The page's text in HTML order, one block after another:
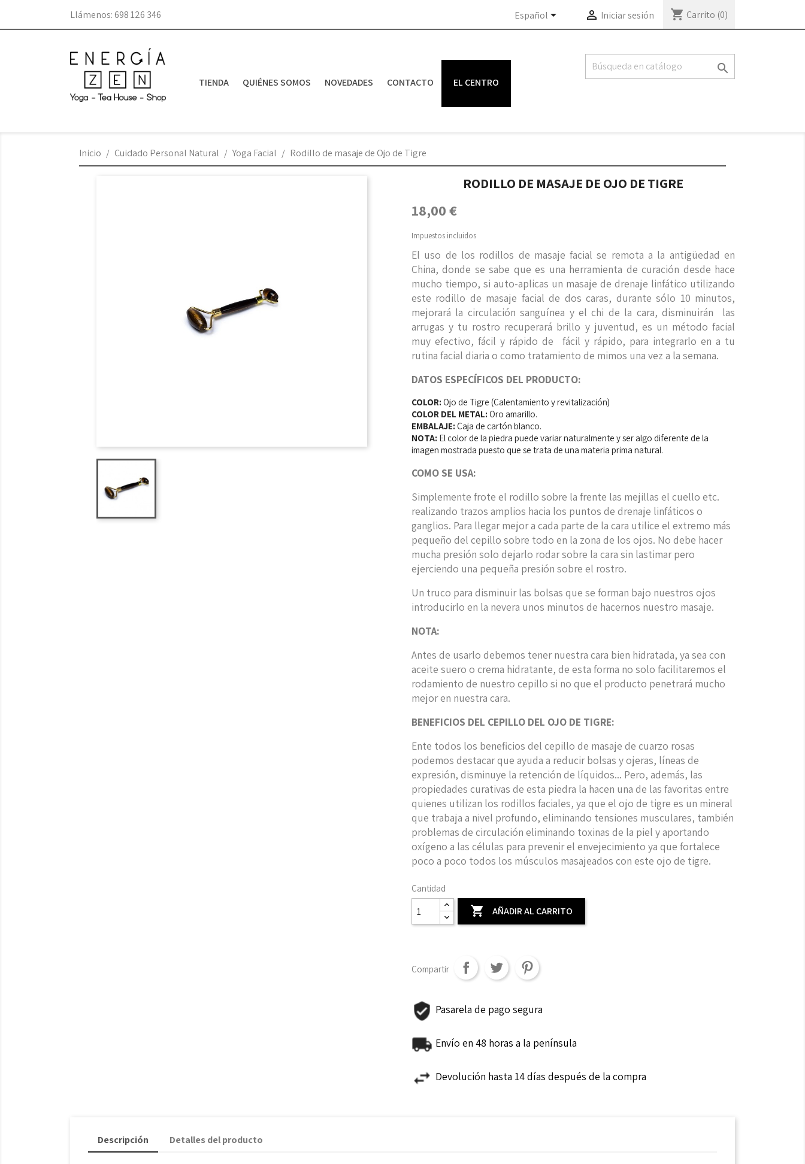
Llámenos: 698 126 346 Español  Iniciar sesión shopping_cart Carrito (0)
TIENDA QUIÉNES SOMOS NOVEDADES CONTACTO EL CENTRO

Inicio Cuidado Personal Natural Yoga Facial Rodillo de masaje de Ojo de Tigre
RODILLO DE MASAJE DE OJO DE TIGRE
18,00 €
Impuestos incluidos
El uso de los rodillos de masaje facial se remota a la antigüedad en
China, donde se sabe que es una herramienta de curación desde hace
mucho tiempo, si auto-aplicas un masaje de drenaje linfático utilizando
este rodillo de masaje facial de dos caras, durante sólo 10 minutos,
mejorará la circulación sanguínea y el chi de la cara, disminuirán
las
arrugas y tu rostro recuperará brillo y juventud, es un método facial
muy efectivo, fácil y rápido de
fácil y rápido, para integrarlo en a tu
rutina facial diaria o como tratamiento de mimos una vez a la semana.
DATOS ESPECÍFICOS DEL PRODUCTO:
COLOR: Ojo de Tigre (Calentamiento y revitalización)
COLOR DEL METAL: Oro amarillo.
EMBALAJE: Caja de cartón blanco.
NOTA: El color de la piedra puede variar naturalmente y ser algo diferente de la
imagen mostrada puesto que se trata de una materia prima natural.
COMO SE USA:
Simplemente frote el rodillo sobre la frente las mejillas el cuello etc.
realizando trazos amplios hacia los puntos de drenaje linfáticos o
ganglios. Para llegar mejor a cada parte de la cara utilice el extremo más
pequeño del cepillo sobre todo en la zona de los ojos. No debe hacer
mucha presión solo dejarlo rodar sobre la cara sin lastimar pero
ejerciendo una pequeña presión sobre el rostro.
Un truco para disminuir las bolsas que se forman bajo nuestros ojos
introducirlo en la nevera unos minutos de hacernos nuestro masaje.
NOTA:
Antes de usarlo debemos tener nuestra cara bien hidratada, ya sea con
aceite suero o crema hidratante, de esta forma no solo facilitaremos el
rodamiento de nuestro cepillo si no que el producto penetrará mucho
mejor en nuestra cara.
BENEFICIOS DEL CEPILLO DEL OJO DE TIGRE:
Ente todos los beneficios del cepillo de masaje de cuarzo rosas
podemos destacar que ayuda a reducir bolsas y ojeras, líneas de
expresión, disminuye la retención de líquidos... Pero, además, las
propiedades curativas de esta piedra la hacen una de las favoritas entre
quienes utilizan los rodillos faciales, ya que el ojo de tigre es un mineral
que trabaja a nivel profundo, eliminando tensiones musculares, también
problemas de circulación eliminando toxinas de la piel y aportando
oxígeno a las células para prevenir el envejecimiento ya que fortalece
poco a poco todos los músculos masajeados con este ojo de tigre.
Cantidad
 AÑADIR AL CARRITO
Compartir
Pasarela de pago segura
Envío en 48 horas a la península
Devolución hasta 14 días después de la compra
Descripción Detalles del producto